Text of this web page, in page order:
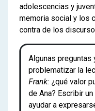
adolescencias y
memoria social y los
contra de los
Algunas preguntas
problematizar la
Frank: ¿qué valor
de Ana? Escribir
ayudar a